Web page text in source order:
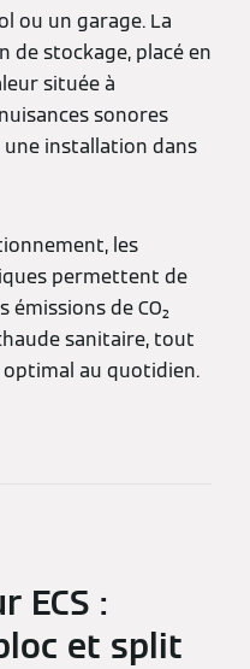
ou un garage. La
de stockage, placé en
située à
sonores
installation dans
les
permettent de
de CO₂
sanitaire, tout
au quotidien.
ECS :
et split